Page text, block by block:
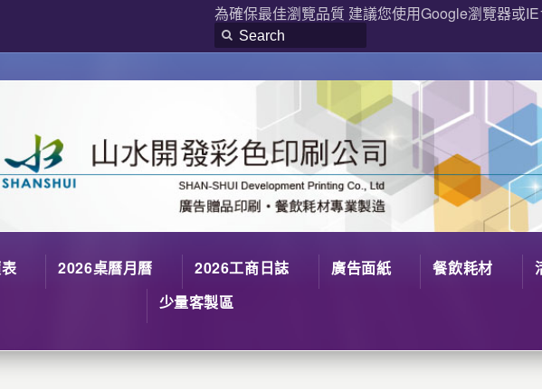
為確保最佳瀏覽品質 建議您使用Google瀏覽器或
2026桌曆月曆 2026工商日誌 廣告面紙 餐飲耗材
少量客製區